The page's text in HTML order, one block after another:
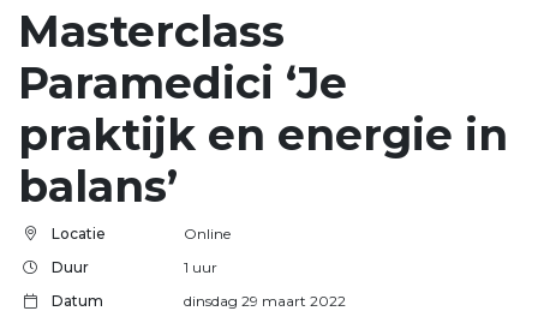
Masterclass
Paramedici ‘Je
praktijk en energie in
balans’
Locatie
Online
Duur
1 uur
Datum
dinsdag 29 maart 2022